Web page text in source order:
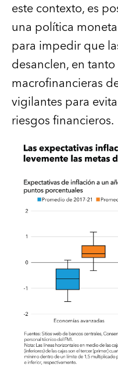
este contexto, es
una política
para impedir que
desanclen, en
macrofinancieras
vigilantes para
riesgos financieros.